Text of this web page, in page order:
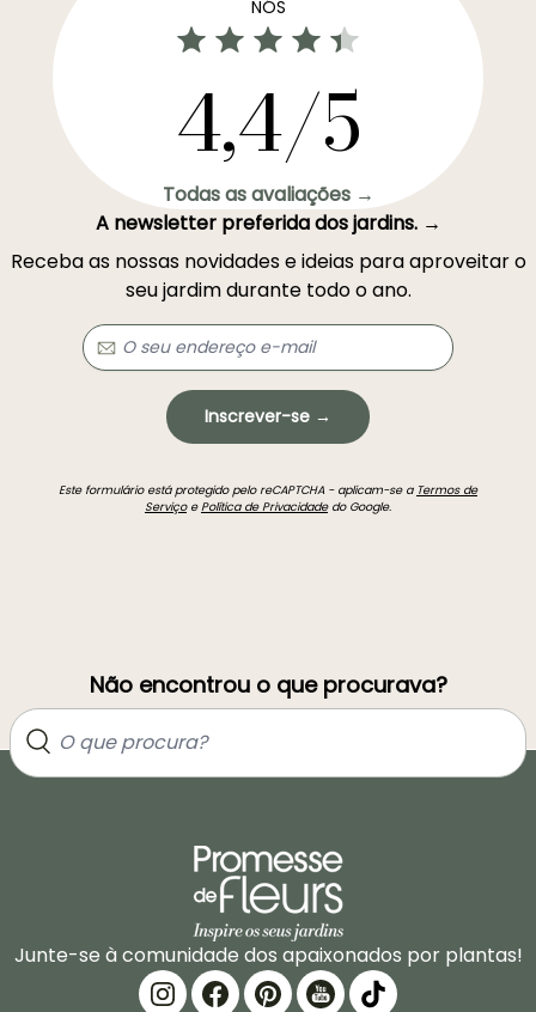
NÓS
4,4/5
Todas as avaliações →
A newsletter preferida dos jardins. →
Receba as nossas novidades e ideias para aproveitar o
seu jardim durante todo o ano.
Inscrever-se →
Este formulário está protegido pelo reCAPTCHA - aplicam-se a Termos de
ServiçoePolítica de Privacidadedo Google.
Não encontrou o que procurava?
Junte-se à comunidade dos apaixonados por plantas!